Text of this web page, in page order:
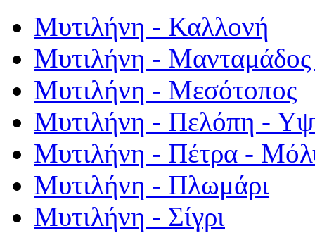
Μυτιλήνη - Καλλονή
Μυτιλήνη - Μανταμάδος
Μυτιλήνη - Μεσότοπος
Μυτιλήνη - Πελόπη -
Μυτιλήνη - Πέτρα -
Μυτιλήνη - Πλωμάρι
Μυτιλήνη - Σίγρι